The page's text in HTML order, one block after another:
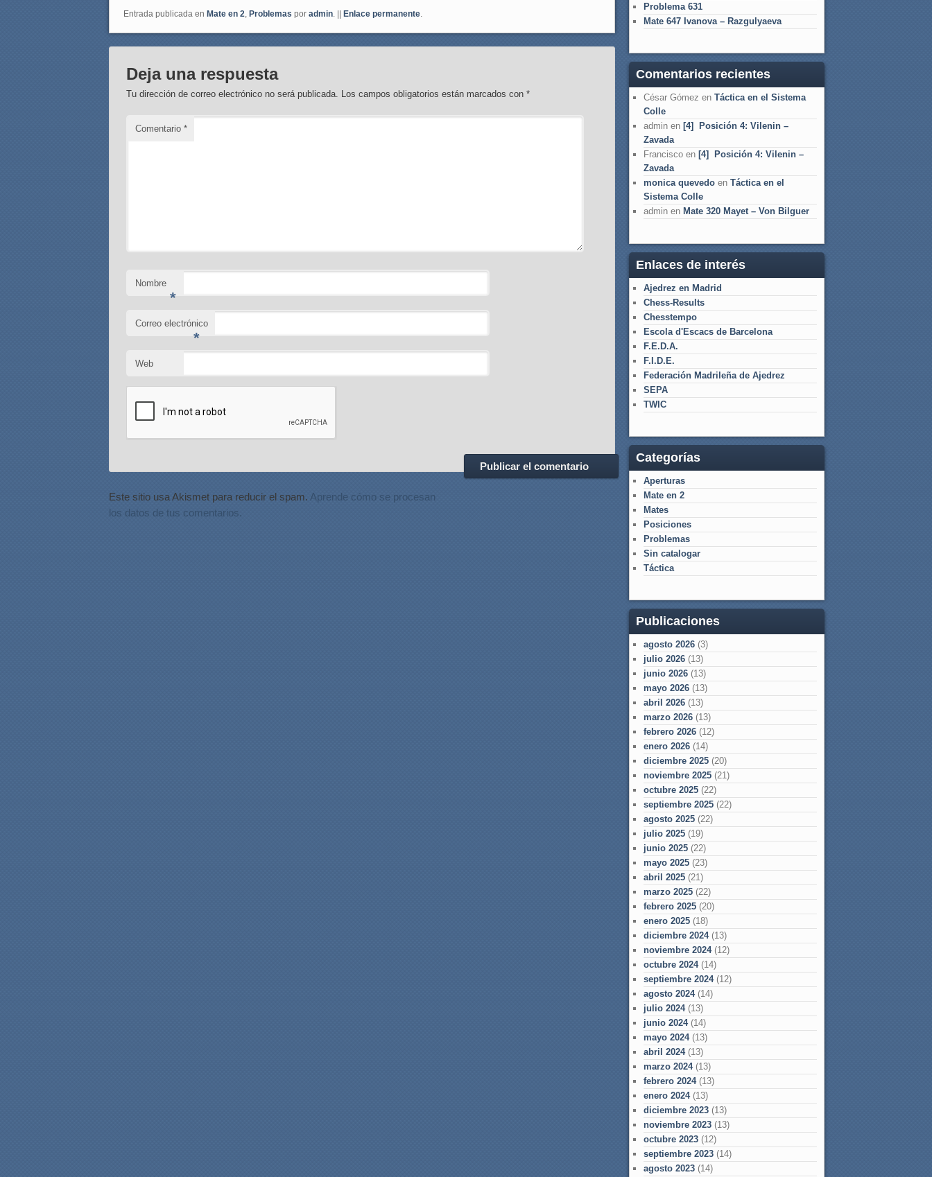
Entrada publicada en Mate en 2, Problemas por admin. || Enlace permanente.
Deja una respuesta
Tu dirección de correo electrónico no será publicada. Los campos obligatorios están marcados con*
Comentario*
Nombre
*
Correo electrónico
*
Web
Este sitio usa Akismet para reducir el spam. Aprende cómo se procesan
los datos de tus comentarios.
Problema 631
Mate 647 Ivanova – Razgulyaeva
Comentarios recientes
César Gómez en Táctica en el Sistema
Colle
admin en [4] Posición 4: Vilenin –
Zavada
Francisco en [4] Posición 4: Vilenin –
Zavada
monica quevedo en Táctica en el
Sistema Colle
admin en Mate 320 Mayet – Von Bilguer
Enlaces de interés
Ajedrez en Madrid
Chess-Results
Chesstempo
Escola d'Escacs de Barcelona
F.E.D.A.
F.I.D.E.
Federación Madrileña de Ajedrez
SEPA
TWIC
Categorías
Aperturas
Mate en 2
Mates
Posiciones
Problemas
Sin catalogar
Táctica
Publicaciones
agosto 2026 (3)
julio 2026 (13)
junio 2026 (13)
mayo 2026 (13)
abril 2026 (13)
marzo 2026 (13)
febrero 2026 (12)
enero 2026 (14)
diciembre 2025 (20)
noviembre 2025 (21)
octubre 2025 (22)
septiembre 2025 (22)
agosto 2025 (22)
julio 2025 (19)
junio 2025 (22)
mayo 2025 (23)
abril 2025 (21)
marzo 2025 (22)
febrero 2025 (20)
enero 2025 (18)
diciembre 2024(13)
noviembre 2024(12)
octubre 2024(14)
septiembre 2024(12)
agosto 2024(14)
julio 2024(13)
junio 2024(14)
mayo 2024(13)
abril 2024(13)
marzo 2024(13)
febrero 2024(13)
enero 2024(13)
diciembre 2023 (13)
noviembre 2023 (13)
octubre 2023 (12)
septiembre 2023 (14)
agosto 2023 (14)